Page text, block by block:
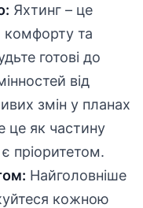
Яхтинг – це
комфорту та
готові до
від
змін у планах
це як частину
є пріоритетом.
Найголовніше
кожною